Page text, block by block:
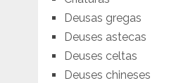
Deusas gregas
Deuses astecas
Deuses celtas
Deuses chineses